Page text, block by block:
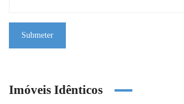
Submeter
Imóveis Idênticos